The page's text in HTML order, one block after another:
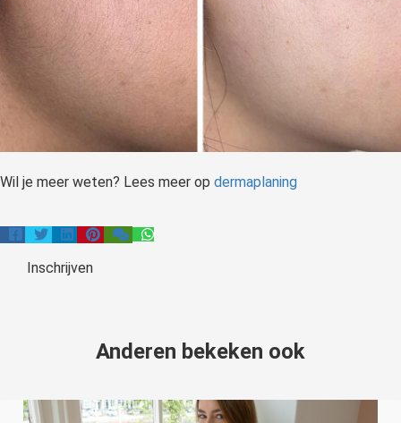
Wil je meer weten? Lees meer op dermaplaning
Inschrijven
Anderen bekeken ook